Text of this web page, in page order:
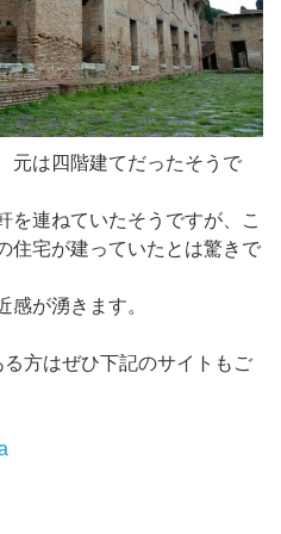
元は四階建てだったそうで
を連ねていたそうですが、こ
住宅が建っていたとは驚きで
感が湧きます。
方はぜひ下記のサイトもご